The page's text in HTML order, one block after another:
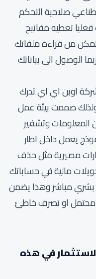
صلاحية التحكم
تعطيه مفاتيح
من قراءة ملفاتك
الوصول الى بياناتك
اوبن اي اي تدرك
صممت بيئة عمل
المعلومات وتشفير
يعمل داخل اطار
مصيرية مثل حذف
مالية في حساباتك
بشري مباشر وهذا يضمن
محتمل او تصرف خاطئ
في هذه